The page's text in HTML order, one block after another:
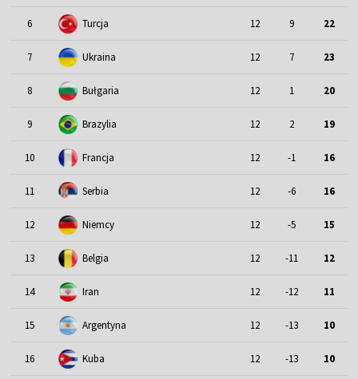
6 Turcja 12 9 22
7 Ukraina 12 7 23
8 Bułgaria 12 1 20
9 Brazylia 12 2 19
10 Francja 12 -1 16
11 Serbia 12 -6 16
12 Niemcy 12 -5 15
13 Belgia 12 -11 12
14 Iran 12 -12 11
15 Argentyna 12 -13 10
16 Kuba 12 -13 10